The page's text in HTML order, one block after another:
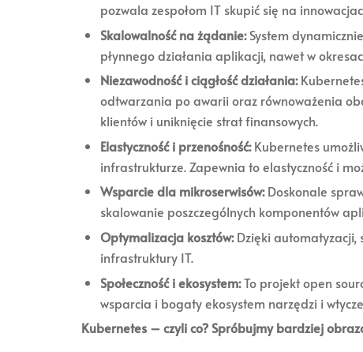
pozwala zespołom IT skupić się na
Skalowalność na żądanie:System
płynnego działania aplikacji, nawet w
Niezawodność i ciągłość działania:
odtwarzania po awarii oraz równoważenia
klientów i uniknięcie strat finansowych.
Elastyczność i przenośność:Kubernetes
infrastrukturze. Zapewnia to elastyczność i
Wsparcie dla mikroserwisów:Doskonale
skalowanie poszczególnych komponentów
Optymalizacja kosztów:Dzięki automatyzacji,
infrastruktury IT.
Społeczność i ekosystem:To projekt open
wsparcia i bogaty ekosystem narzędzi i
Kubernetes – czyli co? Spróbujmy bardziej